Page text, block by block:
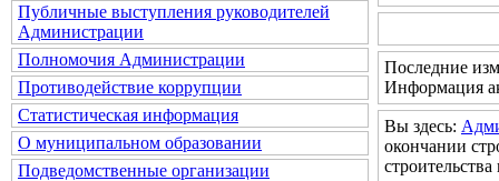
Публичные выступления руководителей
Администрации
Полномочия Администрации
Противодействие коррупции
Статистическая информация
О муниципальном образовании
Подведомственные организации
Последние
Информация
Вы здесь:
окончании